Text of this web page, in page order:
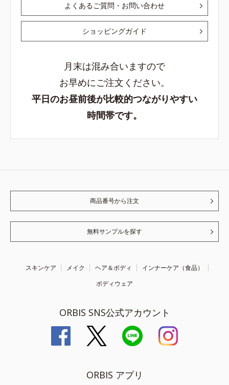
よくあるご質問・お問い合わせ
ショッピングガイド
月末は混み合いますので
お早めにご注文ください。
平日のお昼前後が比較的つながりやすい
時間帯です。
商品番号から注文
無料サンプルを探す
スキンケア メイク ヘア＆ボディ
インナーケア（食品）
ボディウェア
ORBIS SNS公式アカウント
ORBIS アプリ